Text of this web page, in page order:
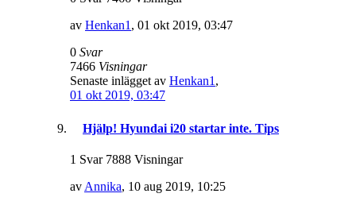
av Henkan1 , 01 okt 2019, 03:47
0 Svar
7466 Visningar
Senaste inlägget av Henkan1 ,
01 okt 2019, 03:47
Hjälp! Hyundai i20 startar inte. Tips
1 Svar 7888 Visningar
av Annika, 10 aug 2019, 10:25